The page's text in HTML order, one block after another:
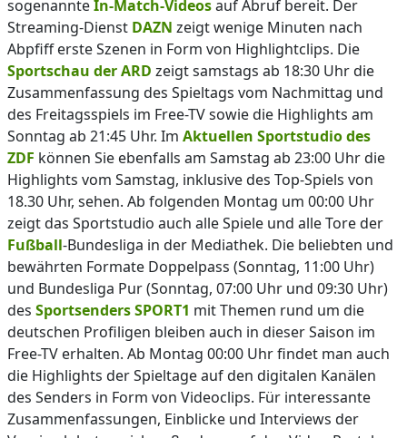
sogenannteIn-Match-Videosauf Abruf bereit. Der
Streaming-Dienst DAZN zeigt wenige Minuten nach
Abpfiff erste Szenen in Form von Highlightclips. Die
Sportschau der ARD zeigt samstags ab 18:30 Uhr die
Zusammenfassung des Spieltags vom Nachmittag und
des Freitagsspiels im Free-TV sowie die Highlights am
Sonntag ab 21:45 Uhr. Im Aktuellen Sportstudio des
ZDF können Sie ebenfalls am Samstag ab 23:00 Uhr die
Highlights vom Samstag, inklusive des Top-Spiels von
18.30 Uhr, sehen. Ab folgenden Montag um 00:00 Uhr
zeigt das Sportstudio auch alle Spiele und alle Tore der
Fußball-Bundesliga in der Mediathek. Die beliebten und
bewährten Formate Doppelpass (Sonntag, 11:00 Uhr)
und Bundesliga Pur (Sonntag, 07:00 Uhr und 09:30 Uhr)
des Sportsenders SPORT1 mit Themen rund um die
deutschen Profiligen bleiben auch in dieser Saison im
Free-TV erhalten. Ab Montag 00:00 Uhr findet man auch
die Highlights der Spieltage auf den digitalen Kanälen
des Senders in Form von Videoclips. Für interessante
Zusammenfassungen, Einblicke und Interviews der